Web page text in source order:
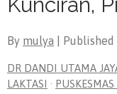
By mulya | Published
DR DANDI UTAMA
LAKTASI ·